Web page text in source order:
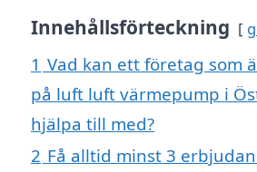
Innehållsförteckning
1 Vad kan ett företag som
på luft luft värmepump i
hjälpa till med?
2 Få alltid minst 3